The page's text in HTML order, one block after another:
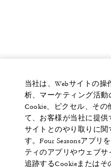
当社は、Webサイトの
析、マーケティング活動
Cookie、ピクセル、そ
て、お客様が当社に提
サイトとのやり取りに関
す。Four Seasonsアプリ
ティのアプリやウェブ
追跡するCookieまたは